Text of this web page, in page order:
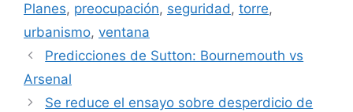
Planes, preocupación, seguridad, torre,
urbanismo, ventana
Predicciones de Sutton: Bournemouth vs
Arsenal
Se reduce el ensayo sobre desperdicio de